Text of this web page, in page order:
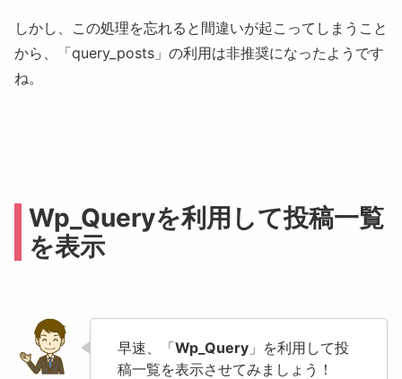
しかし、この処理を忘れると間違いが起こってしまうこと
から、「query_posts」の利用は非推奨になったようです
ね。
Wp_Queryを利用して投稿一覧
を表示
早速、「Wp_Query 」を利用して投
稿一覧を表示させてみましょう！